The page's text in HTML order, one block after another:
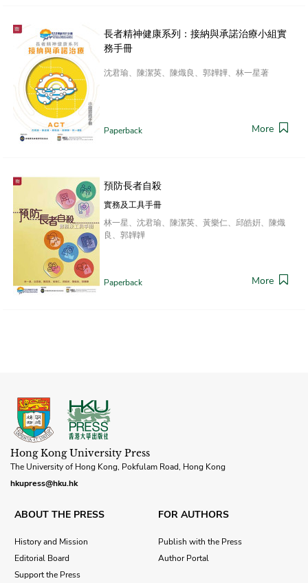
長者精神健康系列：接納與承諾治療小組實
務手冊
沈君瑜、陳潔英、陳熾良、郭韡韡、林一星著
Paperback More
預防長者自殺
實務及工具手冊
林一星、沈君瑜、陳潔英、黃樂仁、邱皓姸、陳熾
良、郭韡韡
Paperback More
Hong Kong University Press
The University of Hong Kong, Pokfulam Road, Hong Kong
hkupress@hku.hk
ABOUT THE PRESS
History and Mission
Editorial Board
Support the Press
FOR AUTHORS
Publish with the Press
Author Portal